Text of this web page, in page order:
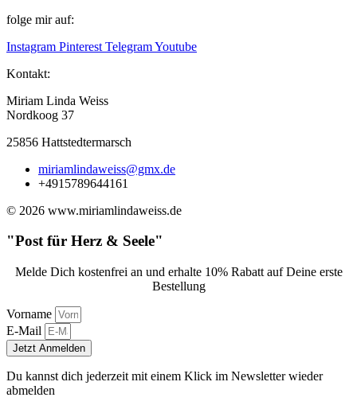
folge mir auf:
Instagram Pinterest TelegramYoutube
Kontakt:
Miriam Linda Weiss
Nordkoog 37
25856 Hattstedtermarsch
miriamlindaweiss@gmx.de
+4915789644161
© 2026 www.miriamlindaweiss.de
"Post für Herz & Seele"
Melde Dich kostenfrei an und erhalte 10% Rabatt auf Deine erste
Bestellung
Vorname
E-Mail
Jetzt Anmelden
Du kannst dich jederzeit mit einem Klick im Newsletter wieder
abmelden